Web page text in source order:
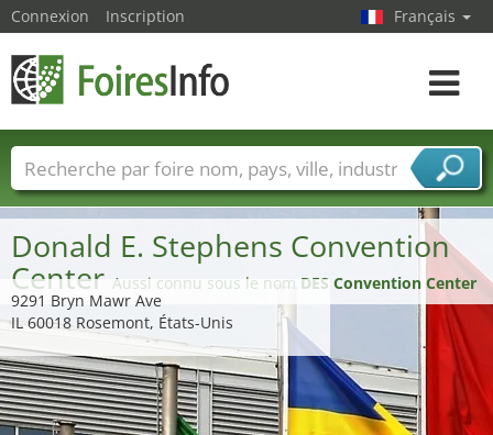
Donald E. Stephens Convention
Center Aussi connu sous le nom DES Convention Center
9291 Bryn Mawr Ave
IL 60018 Rosemont, États-Unis
Connexion Inscription Français
Toggle
Foire noms Pays Villes
Secteurs de foire
Secteurs du fournisseur de services